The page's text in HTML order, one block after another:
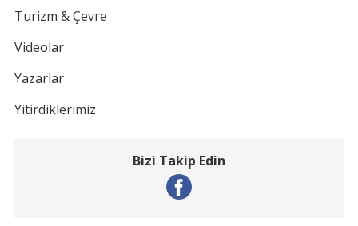
Turizm & Çevre
Videolar
Yazarlar
Yitirdiklerimiz
Bizi Takip Edin